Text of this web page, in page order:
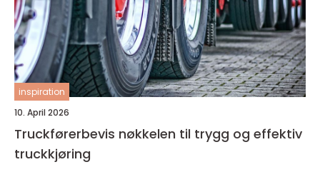
inspiration
10. April 2026
Truckførerbevis nøkkelen til trygg og effektiv
truckkjøring